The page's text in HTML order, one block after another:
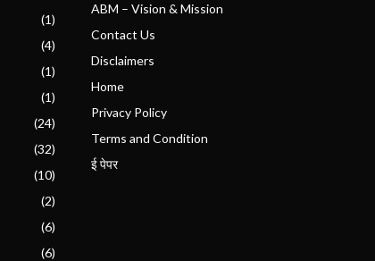
(1)
(4)
(1)
(1)
(24)
(32)
(10)
(2)
(6)
(6)
ABM – Vision & Mission
Contact Us
Disclaimers
Home
Privacy Policy
Terms and Condition
ई पेपर